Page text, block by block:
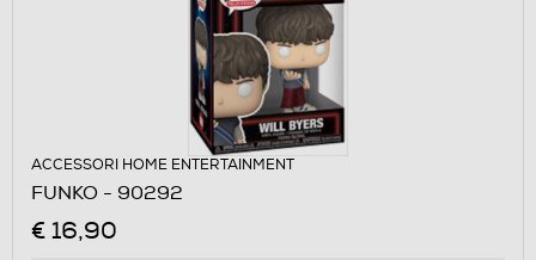
ACCESSORI HOME ENTERTAINMENT
FUNKO - 90292
€ 16,90